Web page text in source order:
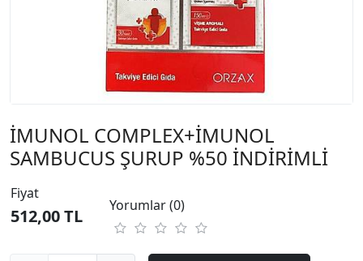
İMUNOL COMPLEX+İMUNOL
SAMBUCUS ŞURUP %50 İNDİRİMLİ
Fiyat
512,00 TL Yorumlar (0)